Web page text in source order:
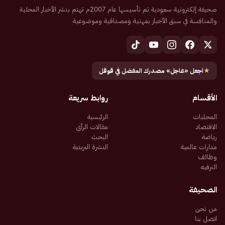
صحيفة إلكترونية سعودية تم تأسيسها عام 2007م تهتم بنشر الأخبار المحلية
والمنافسة في سبق الأخبار بمهنية ومصداقية وموضوعية
★اجعل «عاجل» مصدرك المفضل في قوقل
الأقسام
المحليات
الاقتصاد
رياضة
مدارات عالمية
وظائف
الترفيه
روابط سريعة
الرئيسية
مقالات الرأي
البحث
النشرة البريدية
الصحيفة
من نحن
اتصل بنا